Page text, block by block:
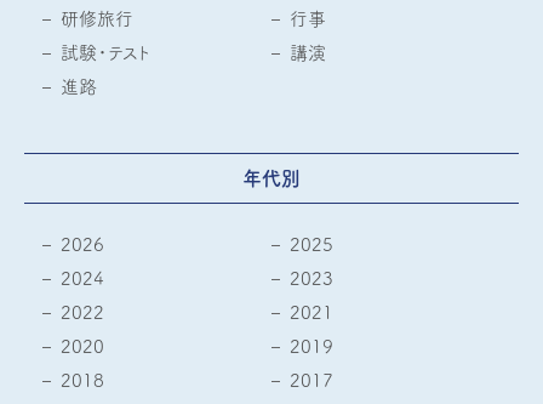
研修旅行
行事
試験・テスト
講演
進路
年代別
2026
2025
2024
2023
2022
2021
2020
2019
2018
2017